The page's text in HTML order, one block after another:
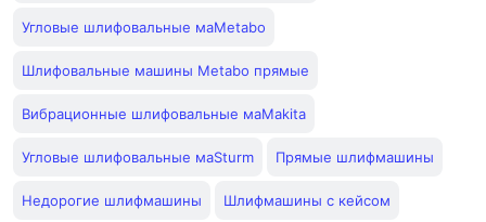
Угловые шлифовальные маMetabo
Шлифовальные машины Metabo прямые
Вибрационные шлифовальные маMakita
Угловые шлифовальные маSturm Прямые шлифмашины
Недорогие шлифмашины Шлифмашины с кейсом